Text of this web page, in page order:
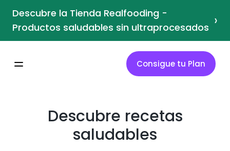
Descubre la Tienda Realfooding -
Productos saludables sin ultraprocesados ›
Consigue tu Plan
Descubre recetas
saludables